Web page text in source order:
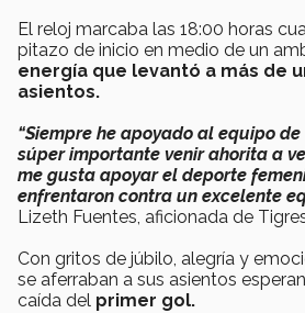
El reloj marcaba las 18:00 horas
pitazo de inicio en medio de un
energía que levantó a más de
asientos.
“Siempre he apoyado al equipo
súper importante venir ahorita a
me gusta apoyar el deporte
enfrentaron contra un excelente
Lizeth Fuentes, aficionada de
Con gritos de júbilo, alegría y
se aferraban a sus asientos
caída del primer gol.